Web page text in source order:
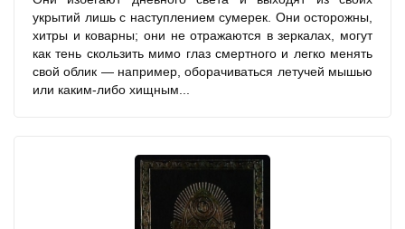
укрытий лишь с наступлением сумерек. Они осторожны,
хитры и коварны; они не отражаются в зеркалах, могут
как тень скользить мимо глаз смертного и легко менять
свой облик — например, оборачиваться летучей мышью
или каким-либо хищным...